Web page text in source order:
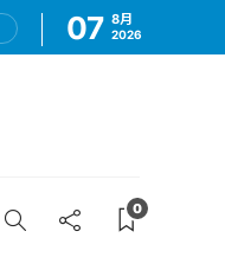
07 8月
2026
0